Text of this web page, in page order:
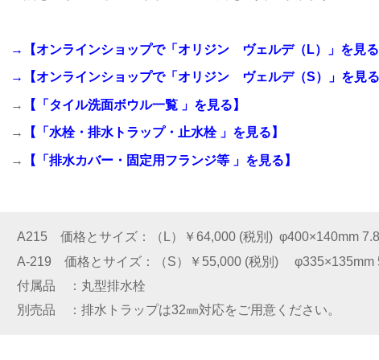
→ 【オンラインショップで「オリジン ヴェルデ（L）」を見る
→ 【オンラインショップで「オリジン ヴェルデ（S）」を見る
→ 【「タイル洗面ボウル一覧 」 を見る】
→ 【「水栓・排水トラップ・止水栓 」 を見る】
→ 【「排水カバー・固定用フランジ等 」 を見る】
A215 価格とサイズ
（L）￥64,000 (税別) φ400×140mm
A-219 価格とサイズ
（S）￥55,000 (税別) φ335×135mm
付属品
丸型排水栓
別売品
排水トラップは32㎜対応をご用意ください。